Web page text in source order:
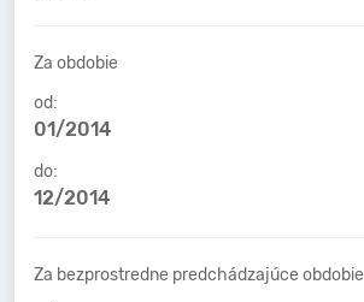
Za obdobie
od:
01/2014
do:
12/2014
Za bezprostredne predchádzajúce obdobie